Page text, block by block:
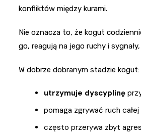
konfliktów między kurami.
Nie oznacza to, że kogut
go, reagują na jego ruchy i
W dobrze dobranym stadzie kogut:
utrzymuje dyscyplinę
pomaga zgrywać ruch całej
często przerywa zbyt